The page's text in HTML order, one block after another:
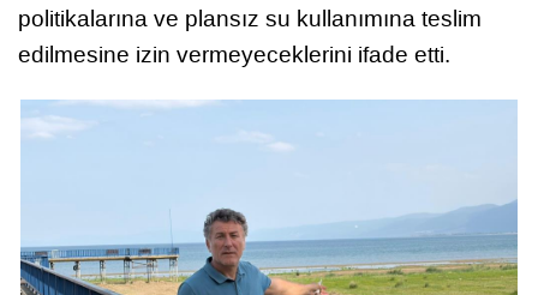
politikalarına ve plansız su kullanımına teslim
edilmesine izin vermeyeceklerini ifade etti.